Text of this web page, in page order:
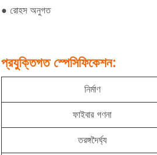
● রোহস অনুগত
প্রযুক্তিগত স্পেসিফিকেশন:
নির্মাণ
ফাইবার গণনা
তরঙ্গদৈর্ঘ্য